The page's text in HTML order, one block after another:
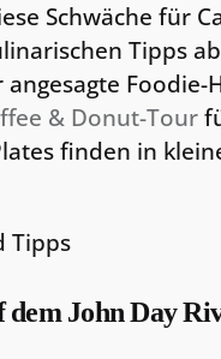
Schwäche für
Tipps
angesagte
& Donut-Tour
finden in
John Day